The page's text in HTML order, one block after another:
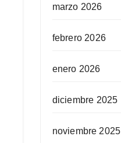
marzo 2026
febrero 2026
enero 2026
diciembre 2025
noviembre 2025